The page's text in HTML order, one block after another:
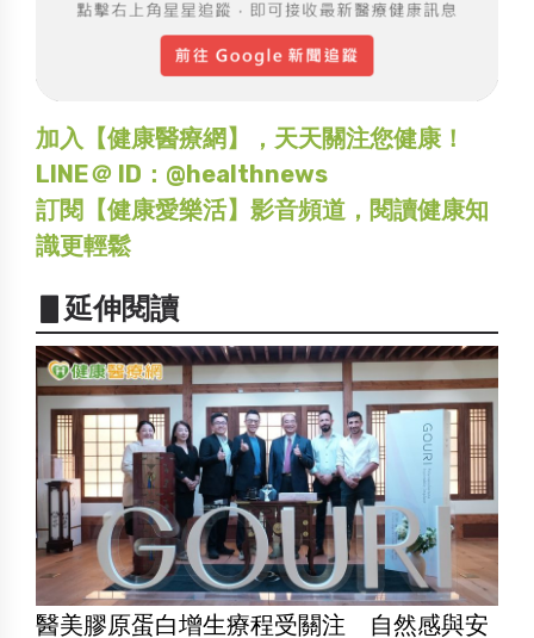
加入【健康醫療網】，天天關注您健康！
LINE＠ ID：@healthnews
訂閱【健康愛樂活】影音頻道，閱讀健康知
識更輕鬆
▋延伸閱讀
醫美膠原蛋白增生療程受關注 自然感與安